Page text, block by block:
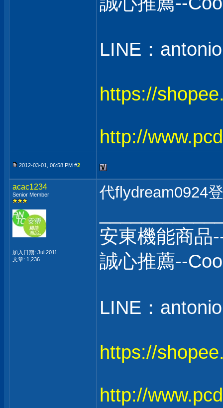
LINE：
https://
http://
2012-03-01, 06:58 PM #2
acac1234
Senior Member
加入日期: Jul 2011
文章: 1,236
代flydream0924
安東機能商品
誠心推薦--
LINE：
https://
http://